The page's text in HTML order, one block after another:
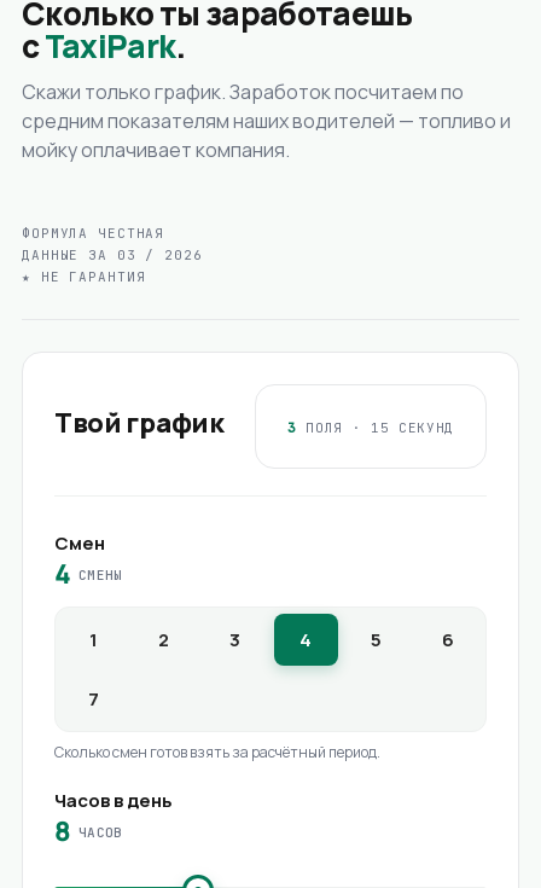
Сколько ты заработаешь
сTaxiPark.
Скажи только график. Заработок посчитаем по
средним показателям наших водителей — топливо и
мойку оплачивает компания.
ФОРМУЛА ЧЕСТНАЯ
ДАННЫЕ ЗА 03 / 2026
★ НЕ ГАРАНТИЯ
Твой график 3 ПОЛЯ · 15 СЕКУНД
Смен
4 СМЕНЫ
1 2 3 4 5 6
7
Сколько смен готов взять за расчётный период.
Часов в день
8 ЧАСОВ